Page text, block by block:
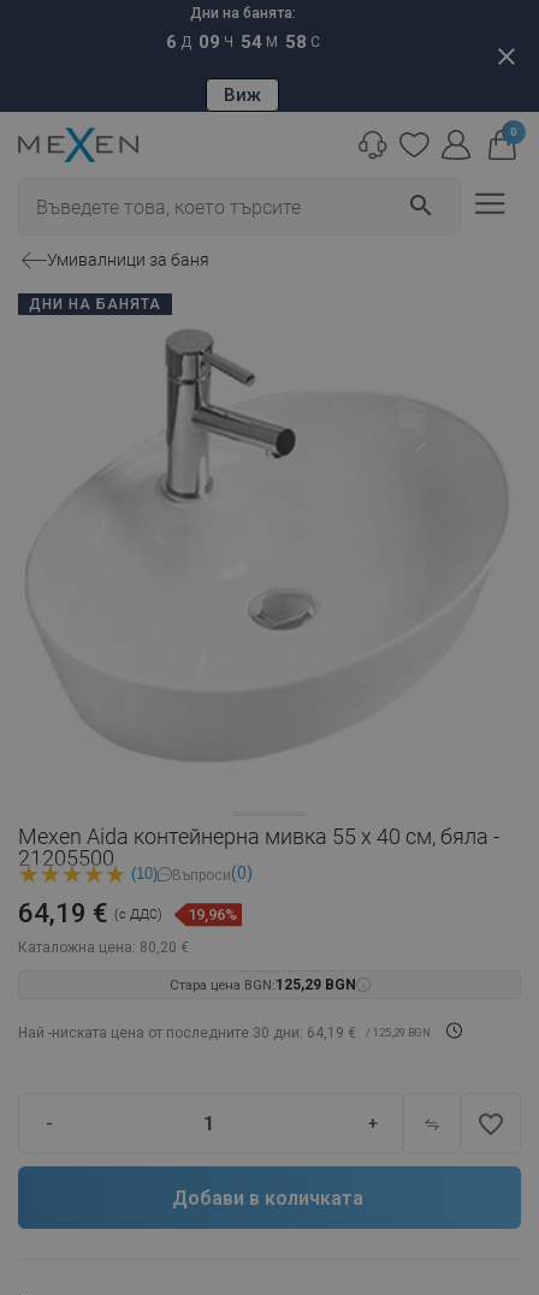
Дни на банята:
6 Д 09 Ч 54 М 57 С
Виж
close
search
0
Умивалници за баня
ДНИ НА БАНЯТА
Mexen Aida контейнерна мивка 55 x 40 см, бяла -
21205500
(10) Въпроси(0)
Каталожна цена: 80,20 €
64,19 € (с ДДС) 19,96%
Стара цена BGN:125,29 BGN
Най -ниската цена от последните 30 дни: 64,19 € / 125,29 BGN
- + favorite_border
Добави в количката